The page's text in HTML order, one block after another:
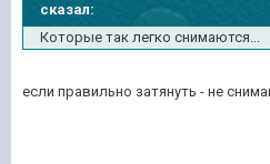
сказал:
Которые так легко снимаются...
если правильно затянуть - не